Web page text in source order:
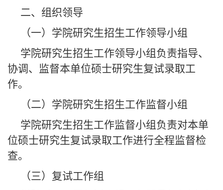
二、组织领导
（一）学院研究生招生工作领导小组
学院研究生招生工作领导小组负责指导、
协调、监督本单位硕士研究生复试录取工
作。
（二）学院研究生招生工作监督小组
学院研究生招生工作监督小组负责对本单
位硕士研究生复试录取工作进行全程监督检
查。
（三）复试工作组